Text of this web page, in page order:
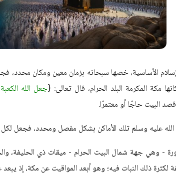
الأساسية، خصها سبحانه بزمان معين ومكان محدد،
جعل الله
البيت حاجًا أو معتمرًا.
عليه وسلم تلك الأماكن بشكل مفصل ومحدد، فجعل لكل
- وهي جهة شمال البيت الحرام - ميقات ذي الحليفة،
ذلك النبات فيه؛ وهو أبعد المواقيت عن مكة، إذ يبعد